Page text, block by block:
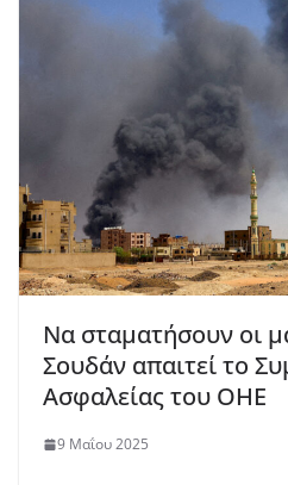
Να σταματήσουν οι
Σουδάν απαιτεί το
Ασφαλείας του ΟΗΕ
9 Μαΐου 2025